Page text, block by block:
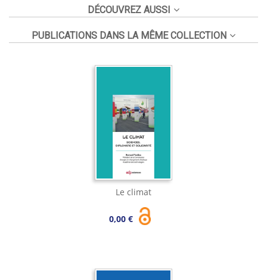
DÉCOUVREZ AUSSI
PUBLICATIONS DANS LA MÊME COLLECTION
Le climat
0,00 €